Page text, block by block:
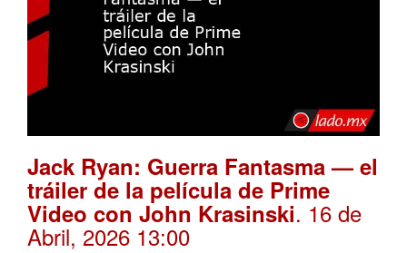
Jack Ryan: Guerra Fantasma — el
tráiler de la película de Prime
Video con John Krasinski. 16 de
Abril, 2026 13:00